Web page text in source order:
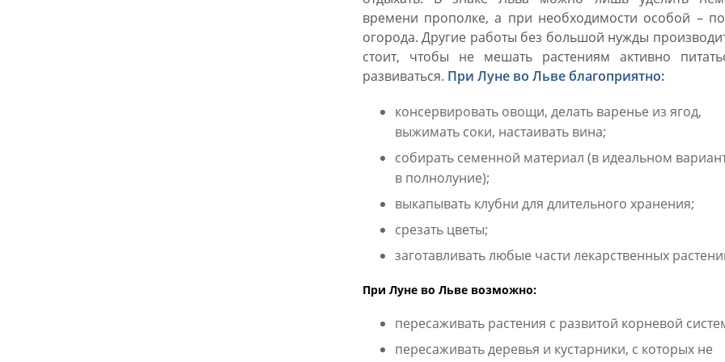
времени прополке, а при необходимости особой –
огорода. Другие работы без большой нужды
стоит, чтобы не мешать растениям активно
развиваться. При Луне во Льве благоприятно:
консервировать овощи, делать варенье из ягод,
выжимать соки, настаивать вина;
собирать семенной материал (в идеальном
в полнолуние);
выкапывать клубни для длительного хранения;
срезать цветы;
заготавливать любые части лекарственных
При Луне во Льве возможно:
пересаживать растения с развитой корневой
пересаживать деревья и кустарники, с которых не